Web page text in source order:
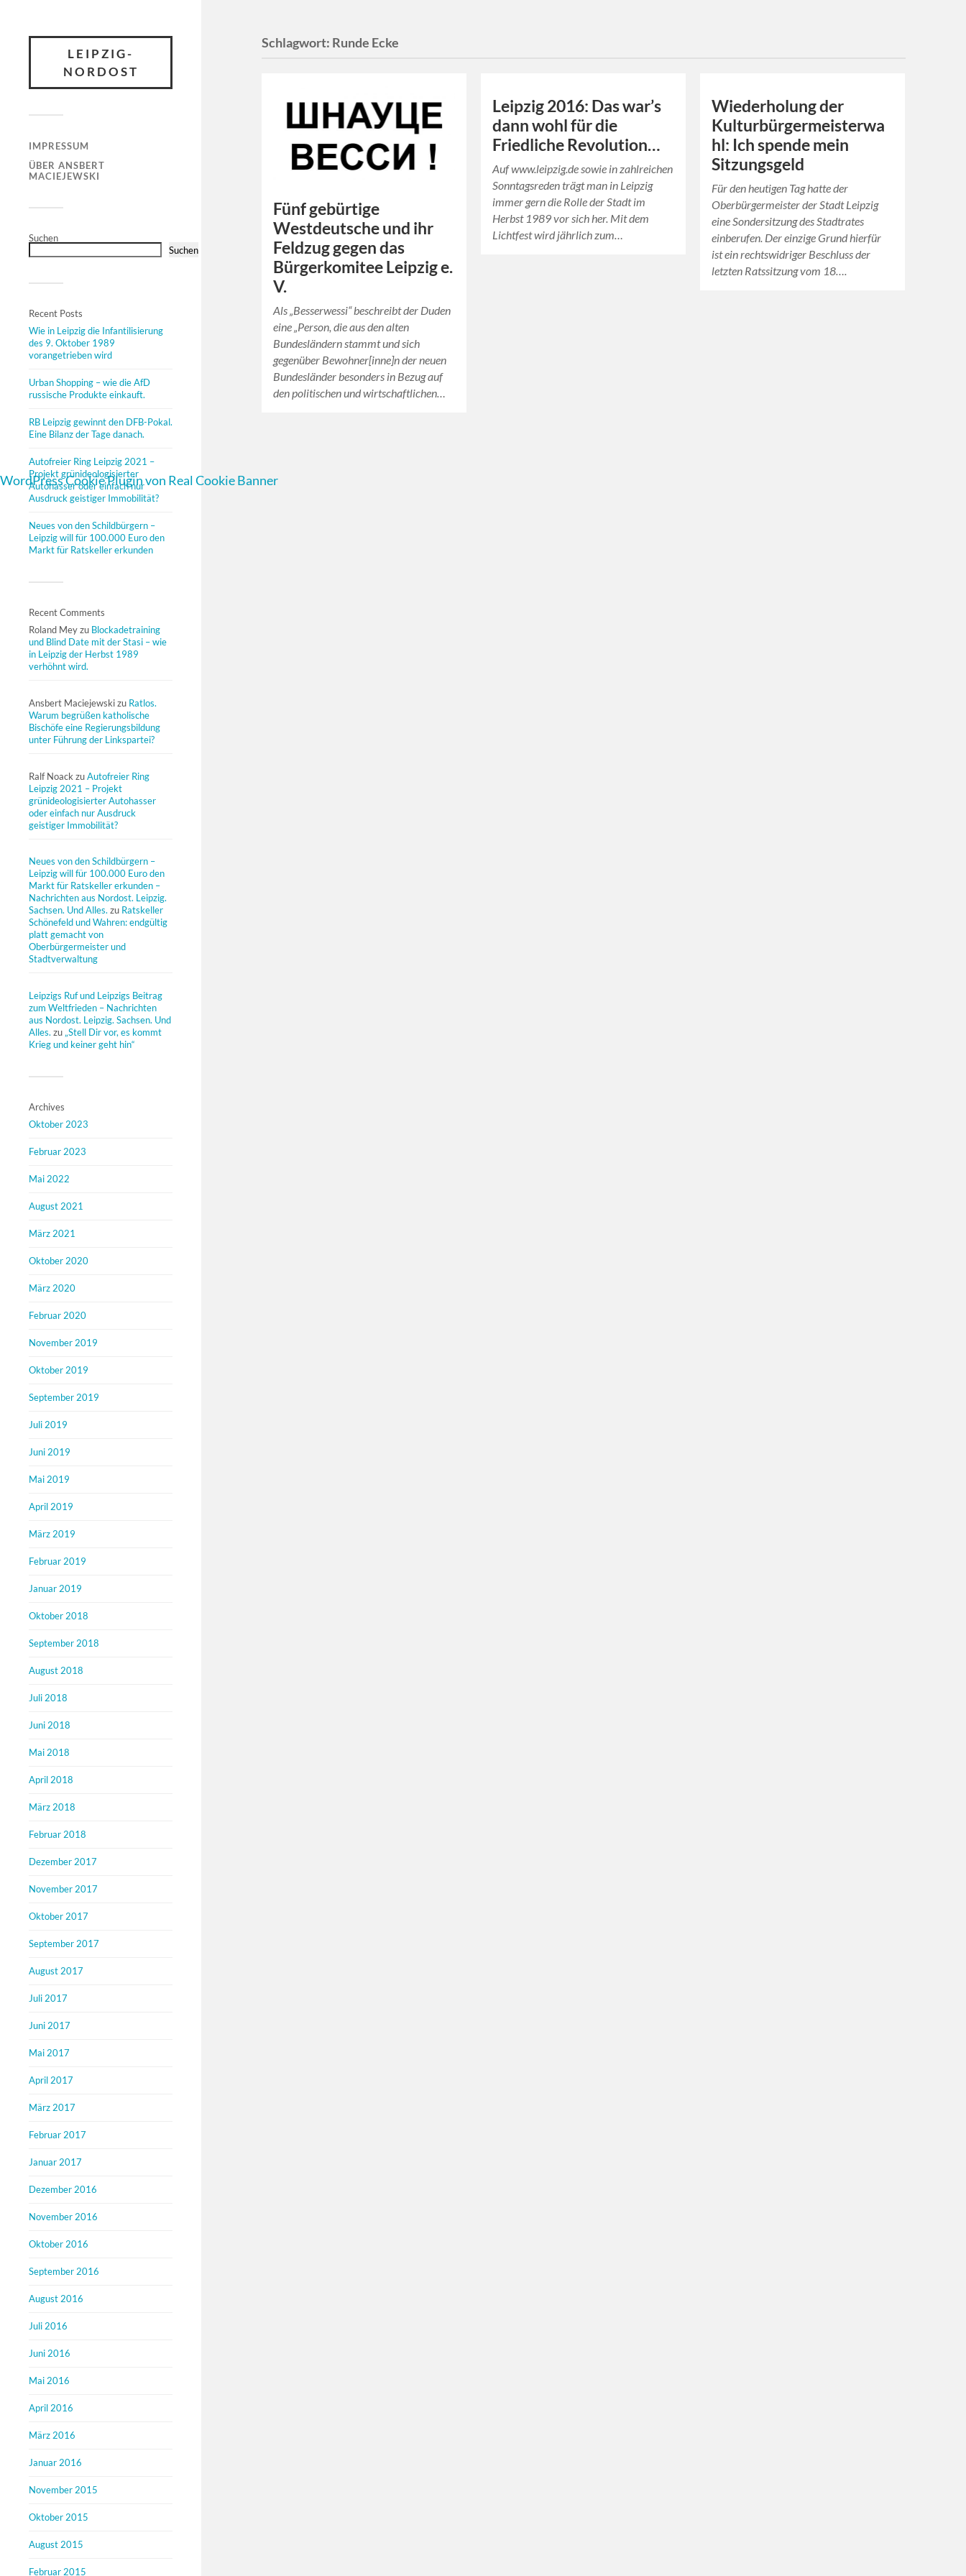
LEIPZIG-
NORDOST
IMPRESSUM
ÜBER ANSBERT
MACIEJEWSKI
Suchen
Suchen
Recent Posts
Wie in Leipzig die Infantilisierung
des 9. Oktober 1989
vorangetrieben wird
Urban Shopping – wie die AfD
russische Produkte einkauft.
RB Leipzig gewinnt den DFB-Pokal.
Eine Bilanz der Tage danach.
Autofreier Ring Leipzig 2021 –
Projekt grünideologisierter
Autohasser oder einfach nur
Ausdruck geistiger Immobilität?
Neues von den Schildbürgern –
Leipzig will für 100.000 Euro den
Markt für Ratskeller erkunden
Recent Comments
Roland Meyzu Blockadetraining
und Blind Date mit der Stasi – wie
in Leipzig der Herbst 1989
verhöhnt wird.
Ansbert Maciejewskizu Ratlos.
Warum begrüßen katholische
Bischöfe eine Regierungsbildung
unter Führung der Linkspartei?
Ralf Noack zuAutofreier Ring
Leipzig 2021 – Projekt
grünideologisierter Autohasser
oder einfach nur Ausdruck
geistiger Immobilität?
Neues von den Schildbürgern –
Leipzig will für 100.000 Euro den
Markt für Ratskeller erkunden –
Nachrichten aus Nordost. Leipzig.
Sachsen. Und Alles. zu Ratskeller
Schönefeld und Wahren: endgültig
platt gemacht von
Oberbürgermeister und
Stadtverwaltung
Leipzigs Ruf und Leipzigs Beitrag
zum Weltfrieden – Nachrichten
aus Nordost. Leipzig. Sachsen. Und
Alles. zu „Stell Dir vor, es kommt
Krieg und keiner geht hin“
Archives
Oktober 2023
Februar 2023
Mai 2022
August 2021
März 2021
Oktober 2020
März 2020
Februar 2020
November 2019
Oktober 2019
September 2019
Juli 2019
Juni 2019
Mai 2019
April 2019
März 2019
Februar 2019
Januar 2019
Oktober 2018
September 2018
August 2018
Juli 2018
Juni 2018
Mai 2018
April 2018
März 2018
Februar 2018
Dezember 2017
November 2017
Oktober 2017
September 2017
August 2017
Juli 2017
Juni 2017
Mai 2017
April 2017
März 2017
Februar 2017
Januar 2017
Dezember 2016
November 2016
Oktober 2016
September 2016
August 2016
Juli 2016
Juni 2016
Mai 2016
April 2016
März 2016
Januar 2016
November 2015
Oktober 2015
August 2015
Februar 2015
Schlagwort: Runde Ecke
Fünf gebürtige
Westdeutsche und ihr
Feldzug gegen das
Bürgerkomitee Leipzig e.
V.
Als „Besserwessi“ beschreibt der Duden
eine „Person, die aus den alten
Bundesländern stammt und sich
gegenüber Bewohner[inne]n der neuen
Bundesländer besonders in Bezug auf
den politischen und wirtschaftlichen…
Leipzig 2016: Das war’s
dann wohl für die
Friedliche Revolution…
Auf www.leipzig.de sowie in zahlreichen
Sonntagsreden trägt man in Leipzig
immer gern die Rolle der Stadt im
Herbst 1989 vor sich her. Mit dem
Lichtfest wird jährlich zum…
Wiederholung der
Kulturbürgermeisterwa
hl: Ich spende mein
Sitzungsgeld
Für den heutigen Tag hatte der
Oberbürgermeister der Stadt Leipzig
eine Sondersitzung des Stadtrates
einberufen. Der einzige Grund hierfür
ist ein rechtswidriger Beschluss der
letzten Ratssitzung vom 18….
WordPress Cookie Plugin von Real Cookie Banner